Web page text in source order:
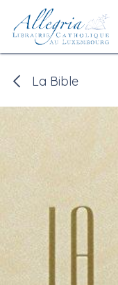
Se rendre au contenu
La Bible